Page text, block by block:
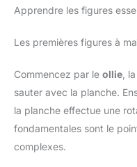
Apprendre les figures
Les premières figures à
Commencez par le ollie ,
sauter avec la planche.
la planche effectue une
fondamentales sont le
complexes.